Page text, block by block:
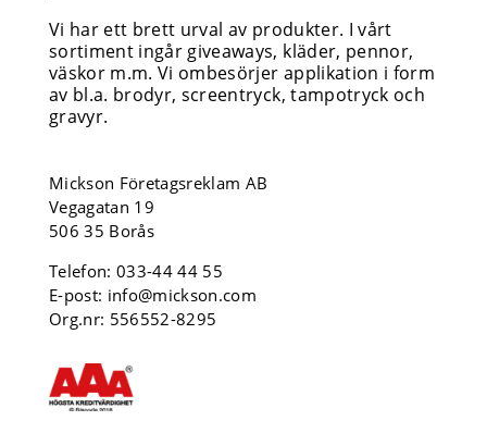
Vi har ett brett urval av produkter. I vårt
sortiment ingår giveaways, kläder, pennor,
väskor m.m. Vi ombesörjer applikation i form
av bl.a. brodyr, screentryck, tampotryck och
gravyr.
Mickson Företagsreklam AB
Vegagatan 19
506 35 Borås
Telefon:033-44 44 55
E-post: info@mickson.com
Org.nr: 556552-8295